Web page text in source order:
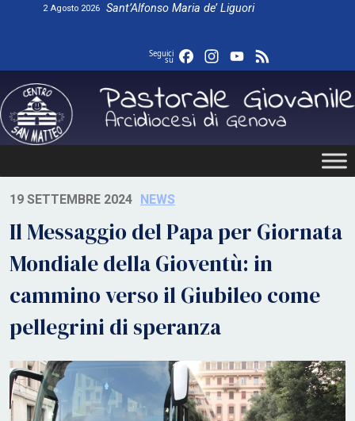
2 Agosto 2026 Sant’Alfonso Maria de’ Liguori
Seguici
su FacebookInstagram
YouTube
19 SETTEMBRE 2024 NEWS
Il Messaggio del Papa per Giornata
Mondiale della Gioventù: in
cammino verso il Giubileo come
pellegrini di speranza